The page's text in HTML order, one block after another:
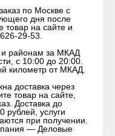
по Москве с
дня после
товар на сайте и
29-53.
и районам за МКАД
с 10:00 до 20:00.
километр от МКАД.
доставка через
товар на сайте,
Доставка до
рублей, услуги
при получении.
— Деловые